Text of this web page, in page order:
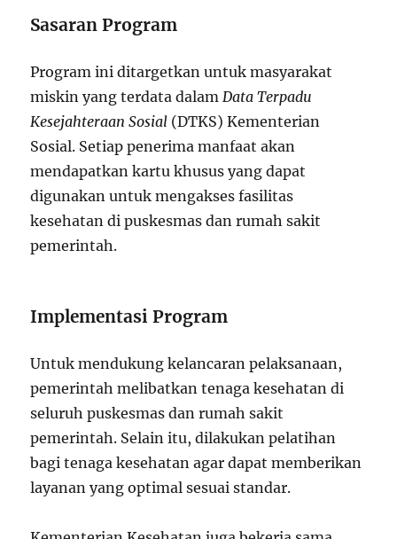
Sasaran Program
Program ini ditargetkan untuk masyarakat
miskin yang terdata dalam Data Terpadu
Kesejahteraan Sosial (DTKS) Kementerian
Sosial. Setiap penerima manfaat akan
mendapatkan kartu khusus yang dapat
digunakan untuk mengakses fasilitas
kesehatan di puskesmas dan rumah sakit
pemerintah.
Implementasi Program
Untuk mendukung kelancaran pelaksanaan,
pemerintah melibatkan tenaga kesehatan di
seluruh puskesmas dan rumah sakit
pemerintah. Selain itu, dilakukan pelatihan
bagi tenaga kesehatan agar dapat memberikan
layanan yang optimal sesuai standar.